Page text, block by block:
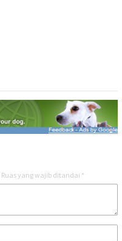
Ruas yang wajib ditandai *